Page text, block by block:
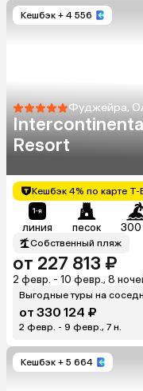
Кешбэк + 4 556
Фуджейра,
Resort
Кешбэк 4% по карте Т-
линия песок 300
Собственный пляж
от 227 813 ₽
2 февр. - 10 февр., 8
Выгодные туры на
от 330 124 ₽
2 февр. - 9 февр., 7 н.
Кешбэк + 5 664